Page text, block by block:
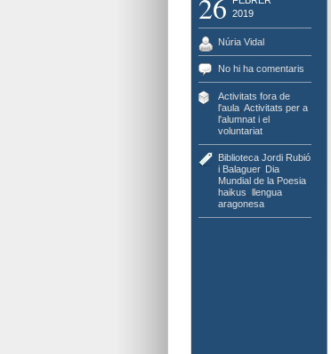
26 2019
Núria Vidal
No hi ha comentaris
Activitats fora de
l'aula, Activitats per a
l'alumnat i el
voluntariat
Biblioteca Jordi Rubió
i Balaguer, Dia
Mundial de la Poesia,
haikus llengua
aragonesa